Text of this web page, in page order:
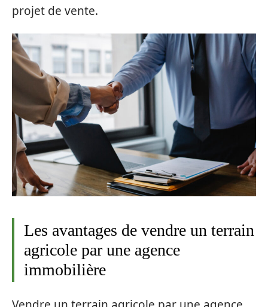
projet de vente.
Les avantages de vendre un terrain
agricole par une agence
immobilière